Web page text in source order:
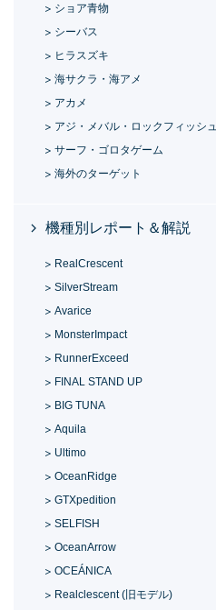
ショア青物
シーバス
ヒラスズキ
海サクラ・海アメ
アカメ
アジ・メバル・ロックフィッシュ
サーフ・ゴロタゲーム
海外のターゲット
機種別レポート＆解説
RealCrescent
SilverStream
Avarice
MonsterImpact
RunnerExceed
FINAL STAND UP
BIG TUNA
Aquila
Ultimo
OceanRidge
GTXpedition
SELFISH
OceanArrow
OCEÁNICA
Realclescent (旧モデル)